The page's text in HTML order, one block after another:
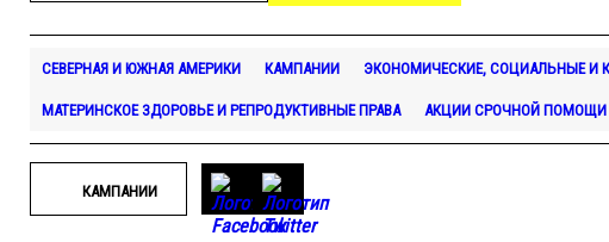
СЕВЕРНАЯ И ЮЖНАЯ АМЕРИКИ КАМПАНИИ ЭКОНОМИЧЕСКИЕ, СОЦИАЛЬНЫЕ И
МАТЕРИНСКОЕ ЗДОРОВЬЕ И РЕПРОДУКТИВНЫЕ ПРАВА АКЦИИ СРОЧНОЙ ПОМОЩИ
КАМПАНИИ